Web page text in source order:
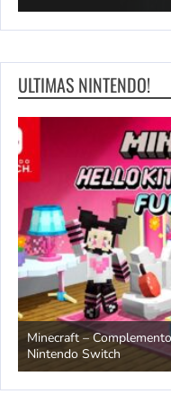
ULTIMAS NINTENDO!
Minecraft –
Nintendo Switch